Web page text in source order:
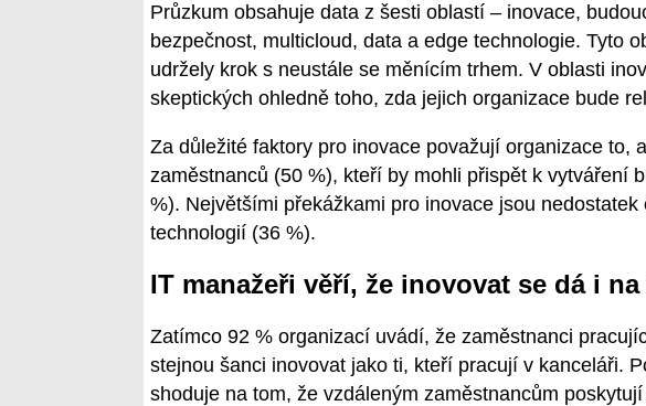
Průzkum obsahuje data z šesti oblastí – inovace,
bezpečnost, multicloud, data a edge technologie. Tyto
udržely krok s neustále se měnícím trhem. V oblasti
skeptických ohledně toho, zda jejich organizace bude
Za důležité faktory pro inovace považují organizace to,
zaměstnanců (50 %), kteří by mohli přispět k vytváření
%). Největšími překážkami pro inovace jsou
technologií (36 %).
IT manažeři věří, že inovovat se dá i
Zatímco 92 % organizací uvádí, že zaměstnanci
stejnou šanci inovovat jako ti, kteří pracují v kanceláři.
shoduje na tom, že vzdáleným zaměstnancům